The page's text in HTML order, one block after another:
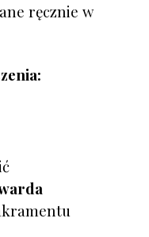
ręcznie w